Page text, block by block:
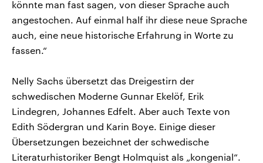
könnte man fast sagen, von dieser Sprache auch
angestochen. Auf einmal half ihr diese neue Sprache
auch, eine neue historische Erfahrung in Worte zu
fassen.“
Nelly Sachs übersetzt das Dreigestirn der
schwedischen Moderne Gunnar Ekelöf, Erik
Lindegren, Johannes Edfelt. Aber auch Texte von
Edith Södergran und Karin Boye. Einige dieser
Übersetzungen bezeichnet der schwedische
Literaturhistoriker Bengt Holmquist als „kongenial“.